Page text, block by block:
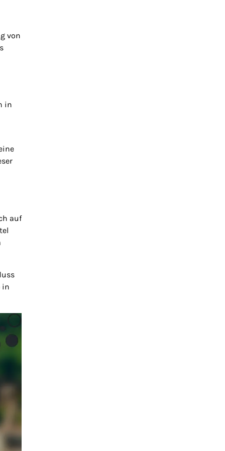
von
in
auf
in